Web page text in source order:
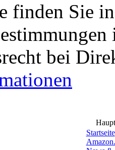
finden Sie
bei
Startseite